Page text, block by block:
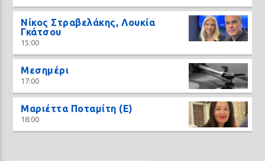
Νίκος Στραβελάκης, Λουκία
Γκάτσου
15:00
Μεσημέρι
17:00
Μαριέττα Ποταμίτη (Ε)
18:00